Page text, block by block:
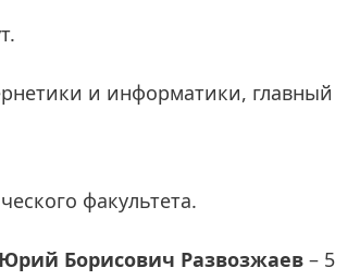
и информатики, главный
факультета.
Юрий Борисович Развозжаев – 5